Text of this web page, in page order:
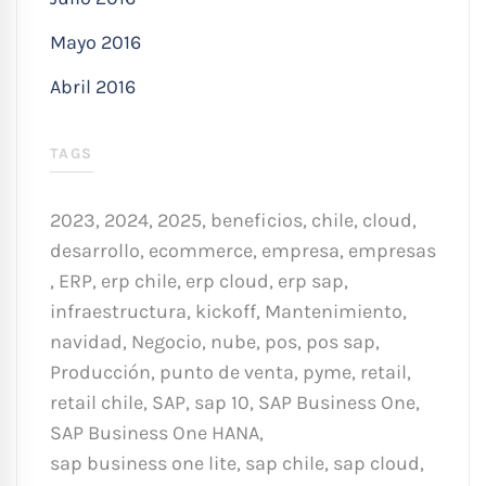
Mayo 2016
Abril 2016
TAGS
2023, 2024, 2025, beneficios, chile, cloud,
desarrollo, ecommerce, empresa, empresas
, ERP, erp chile, erp cloud, erp sap,
infraestructura, kickoff, Mantenimiento,
navidad, Negocio, nube, pos, pos sap,
Producción, punto de venta, pyme, retail,
retail chile, SAP, sap 10, SAP Business One,
SAP Business One HANA,
sap business one lite, sap chile, sap cloud,